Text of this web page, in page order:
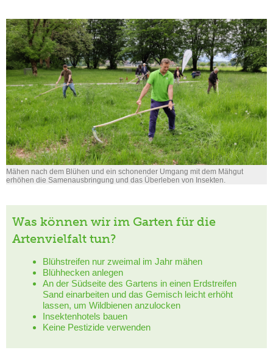
Mähen nach dem Blühen und ein schonender Umgang mit dem Mähgut
erhöhen die Samenausbringung und das Überleben von Insekten.
Was können wir im Garten für die
Artenvielfalt tun?
Blühstreifen nur zweimal im Jahr mähen
Blühhecken anlegen
An der Südseite des Gartens in einen Erdstreifen
Sand einarbeiten und das Gemisch leicht erhöht
lassen, um Wildbienen anzulocken
Insektenhotels bauen
Keine Pestizide verwenden